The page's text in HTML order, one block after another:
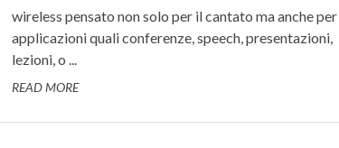
wireless pensato non solo per il cantato ma anche per
applicazioni quali conferenze, speech, presentazioni,
lezioni, o ...
READ MORE